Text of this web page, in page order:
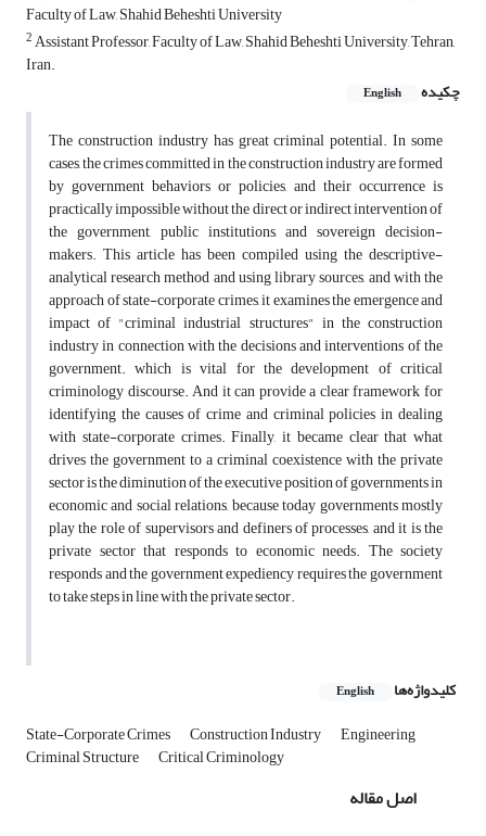
Faculty of Law, Shahid Beheshti University
2Assistant Professor, Faculty of Law, Shahid Beheshti University, Tehran,
Iran.
چکیده
English
The construction industry has great criminal potential. In some
cases, the crimes committed in the construction industry are formed
by government behaviors or policies, and their occurrence is
practically impossible without the direct or indirect intervention of
the government, public institutions, and sovereign decision-
makers. This article has been compiled using the descriptive-
analytical research method and using library sources, and with the
approach of state-corporate crimes, it examines the emergence and
impact of "criminal industrial structures" in the construction
industry in connection with the decisions and interventions of the
government. which is vital for the development of critical
criminology discourse. And it can provide a clear framework for
identifying the causes of crime and criminal policies in dealing
with state-corporate crimes. Finally, it became clear that what
drives the government to a criminal coexistence with the private
sector is the diminution of the executive position of governments in
economic and social relations, because today governments mostly
play the role of supervisors and definers of processes, and it is the
private sector that responds to economic needs. The society
responds and the government expediency requires the government
to take steps in line with the private sector.
کلیدواژه‌ها English
State-Corporate Crimes Construction Industry Engineering
Criminal Structure Critical Criminology
اصل مقاله